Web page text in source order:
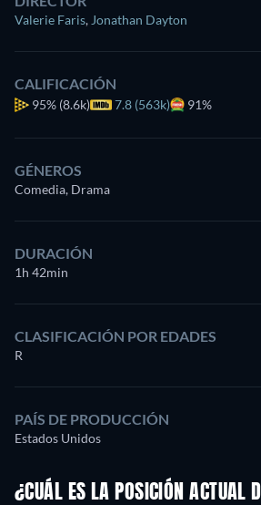
Valerie Faris, Jonathan Dayton
CALIFICACIÓN
95% (8.6k) 7.8 (563k) 91%
GÉNEROS
Comedia, Drama
DURACIÓN
1h 42min
CLASIFICACIÓN POR EDADES
R
PAÍS DE PRODUCCIÓN
Estados Unidos
¿CUÁL ES LA POSICIÓN ACTUAL